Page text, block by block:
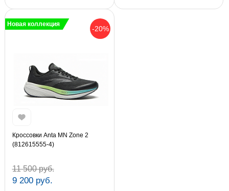
-20%
Новая коллекция
Кроссовки Anta MN Zone 2
(812615555-4)
11 500 руб.
9 200 руб.